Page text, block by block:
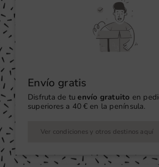
Envío gratis
Disfruta de tu envío gratuito en
superiores a 40 € en la península.
Ver condiciones y otros destinos aquí